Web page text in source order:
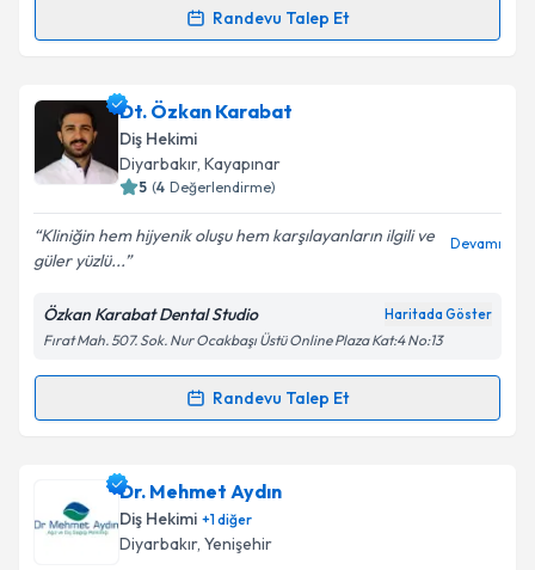
Randevu Talep Et
takvim hazırlandığında e-posta ile bilgilendireceğiz.
E-posta Adresiniz
kapsamda işlenmesini kabul ediyorum.
Takvim Talebini Gönder
Dt. Özkan Karabat
Diş Hekimi
Diyarbakır, Kayapınar
5 (4 Değerlendirme)
Kliniğin hem hijyenik oluşu hem karşılayanların ilgili ve
güler yüzlü...
Devamı
Özkan Karabat Dental Studio Haritada Göster
Fırat Mah. 507. Sok. Nur Ocakbaşı Üstü Online Plaza Kat:4 No:13
Randevu Talep Et
Randevu Takvimi Talebi
Dt. Özkan Karabatiçin randevu takvimi talebi
oluşturun. Size bu uzmandan randevu almanız için bir
takvim hazırlandığında e-posta ile bilgilendireceğiz.
Dr. Mehmet Aydın
Diş Hekimi +1diğer
Diyarbakır, Yenişehir